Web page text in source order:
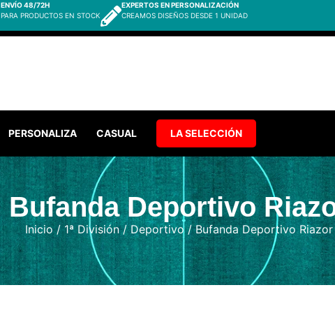
ENVÍO 48/72H
PARA PRODUCTOS EN STOCK
EXPERTOS EN PERSONALIZACIÓN
CREAMOS DISEÑOS DESDE 1 UNIDAD
PERSONALIZA CASUAL LA SELECCIÓN
Bufanda Deportivo
Inicio/1ª División/Deportivo/ Bufanda Deportivo Riazor